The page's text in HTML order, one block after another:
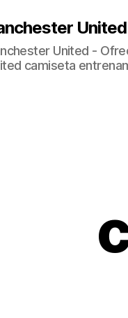
United -
camiseta